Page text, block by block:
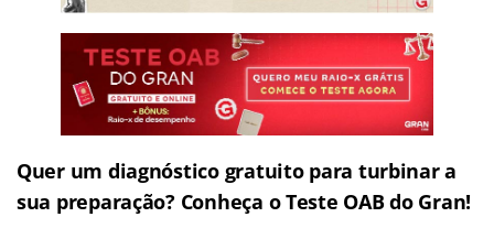
Quer um diagnóstico gratuito para turbinar a
sua preparação? Conheça o Teste OAB do Gran!